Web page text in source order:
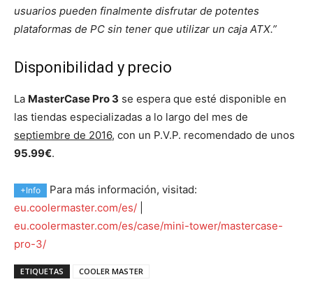
usuarios pueden finalmente disfrutar de potentes
plataformas de PC sin tener que utilizar un caja ATX.”
Disponibilidad y precio
La MasterCase Pro 3 se espera que esté disponible en
las tiendas especializadas a lo largo del mes de
septiembre de 2016, con un P.V.P. recomendado de unos
95.99€.
+Info
Para más información, visitad:
eu.coolermaster.com/es/
eu.coolermaster.com/es/case/mini-tower/mastercase-
pro-3/
ETIQUETAS COOLER MASTER